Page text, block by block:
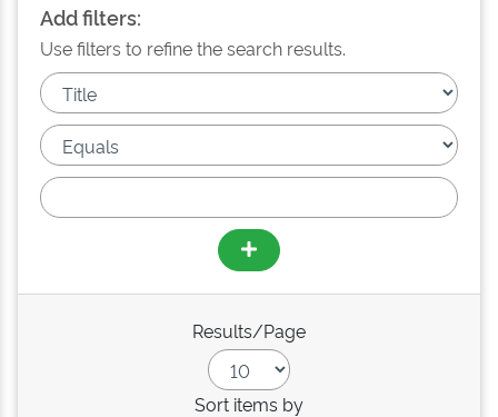
Add filters:
Use filters to refine the search results.
Results/Page
Sort items by